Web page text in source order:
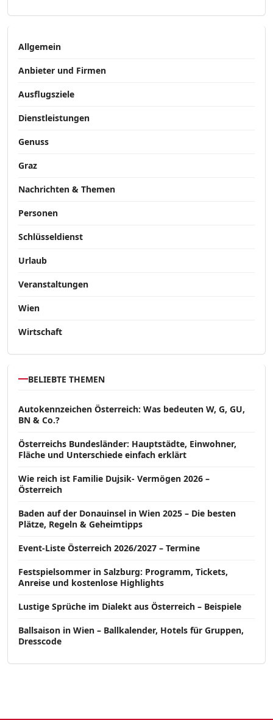
Allgemein
Anbieter und Firmen
Ausflugsziele
Dienstleistungen
Genuss
Graz
Nachrichten & Themen
Personen
Schlüsseldienst
Urlaub
Veranstaltungen
Wien
Wirtschaft
BELIEBTE THEMEN
Autokennzeichen Österreich: Was bedeuten W, G, GU,
BN & Co.?
Österreichs Bundesländer: Hauptstädte, Einwohner,
Fläche und Unterschiede einfach erklärt
Wie reich ist Familie Dujsik- Vermögen 2026 –
Österreich
Baden auf der Donauinsel in Wien 2025 – Die besten
Plätze, Regeln & Geheimtipps
Event-Liste Österreich 2026/2027 – Termine
Festspielsommer in Salzburg: Programm, Tickets,
Anreise und kostenlose Highlights
Lustige Sprüche im Dialekt aus Österreich – Beispiele
Ballsaison in Wien – Ballkalender, Hotels für Gruppen,
Dresscode